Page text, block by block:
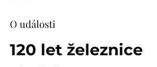
O události
120 let železnice